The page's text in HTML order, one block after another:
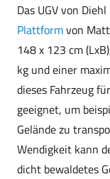
Das UGV von
Plattformvon
148 x 123 cm
kg und einer
dieses Fahrzeug
geeignet, um
Gelände zu
Wendigkeit kann
dicht bewaldetes